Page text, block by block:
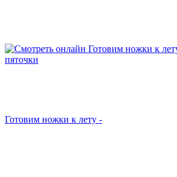
Готовим ножки к лету -